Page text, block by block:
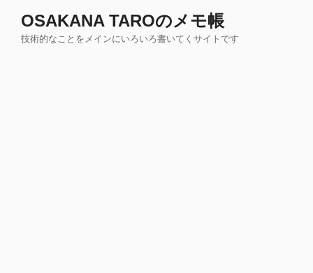
OSAKANA TAROのメモ帳
技術的なことをメインにいろいろ書いてくサイトです